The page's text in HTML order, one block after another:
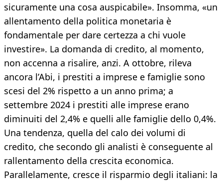
sicuramente una cosa auspicabile». Insomma, «un
allentamento della politica monetaria è
fondamentale per dare certezza a chi vuole
investire». La domanda di credito, al momento,
non accenna a risalire, anzi. A ottobre, rileva
ancora l’Abi, i prestiti a imprese e famiglie sono
scesi del 2% rispetto a un anno prima; a
settembre 2024 i prestiti alle imprese erano
diminuiti del 2,4% e quelli alle famiglie dello 0,4%.
Una tendenza, quella del calo dei volumi di
credito, che secondo gli analisti è conseguente al
rallentamento della crescita economica.
Parallelamente, cresce il risparmio degli italiani: la